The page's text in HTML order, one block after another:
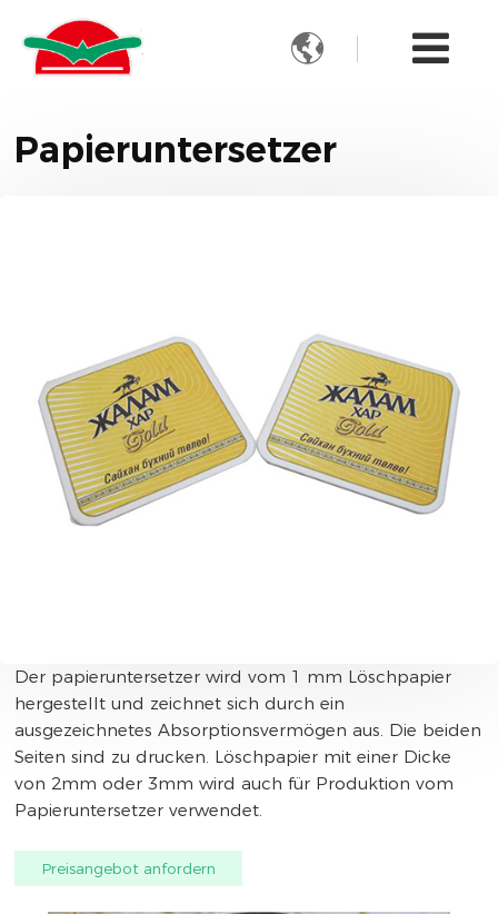

Papieruntersetzer
Der papieruntersetzer wird vom 1 mm Löschpapier
hergestellt und zeichnet sich durch ein
ausgezeichnetes Absorptionsvermögen aus. Die beiden
Seiten sind zu drucken. Löschpapier mit einer Dicke
von 2mm oder 3mm wird auch für Produktion vom
Papieruntersetzer verwendet.
Preisangebot anfordern